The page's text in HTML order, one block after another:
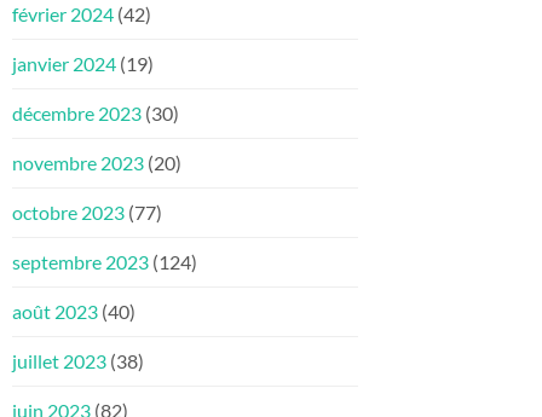
février 2024 (42)
janvier 2024 (19)
décembre 2023 (30)
novembre 2023 (20)
octobre 2023 (77)
septembre 2023 (124)
août 2023 (40)
juillet 2023 (38)
juin 2023 (82)